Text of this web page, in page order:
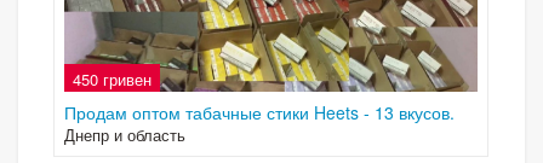
450 гривен
Продам оптом табачные стики Heets - 13 вкусов.
Днепр и область